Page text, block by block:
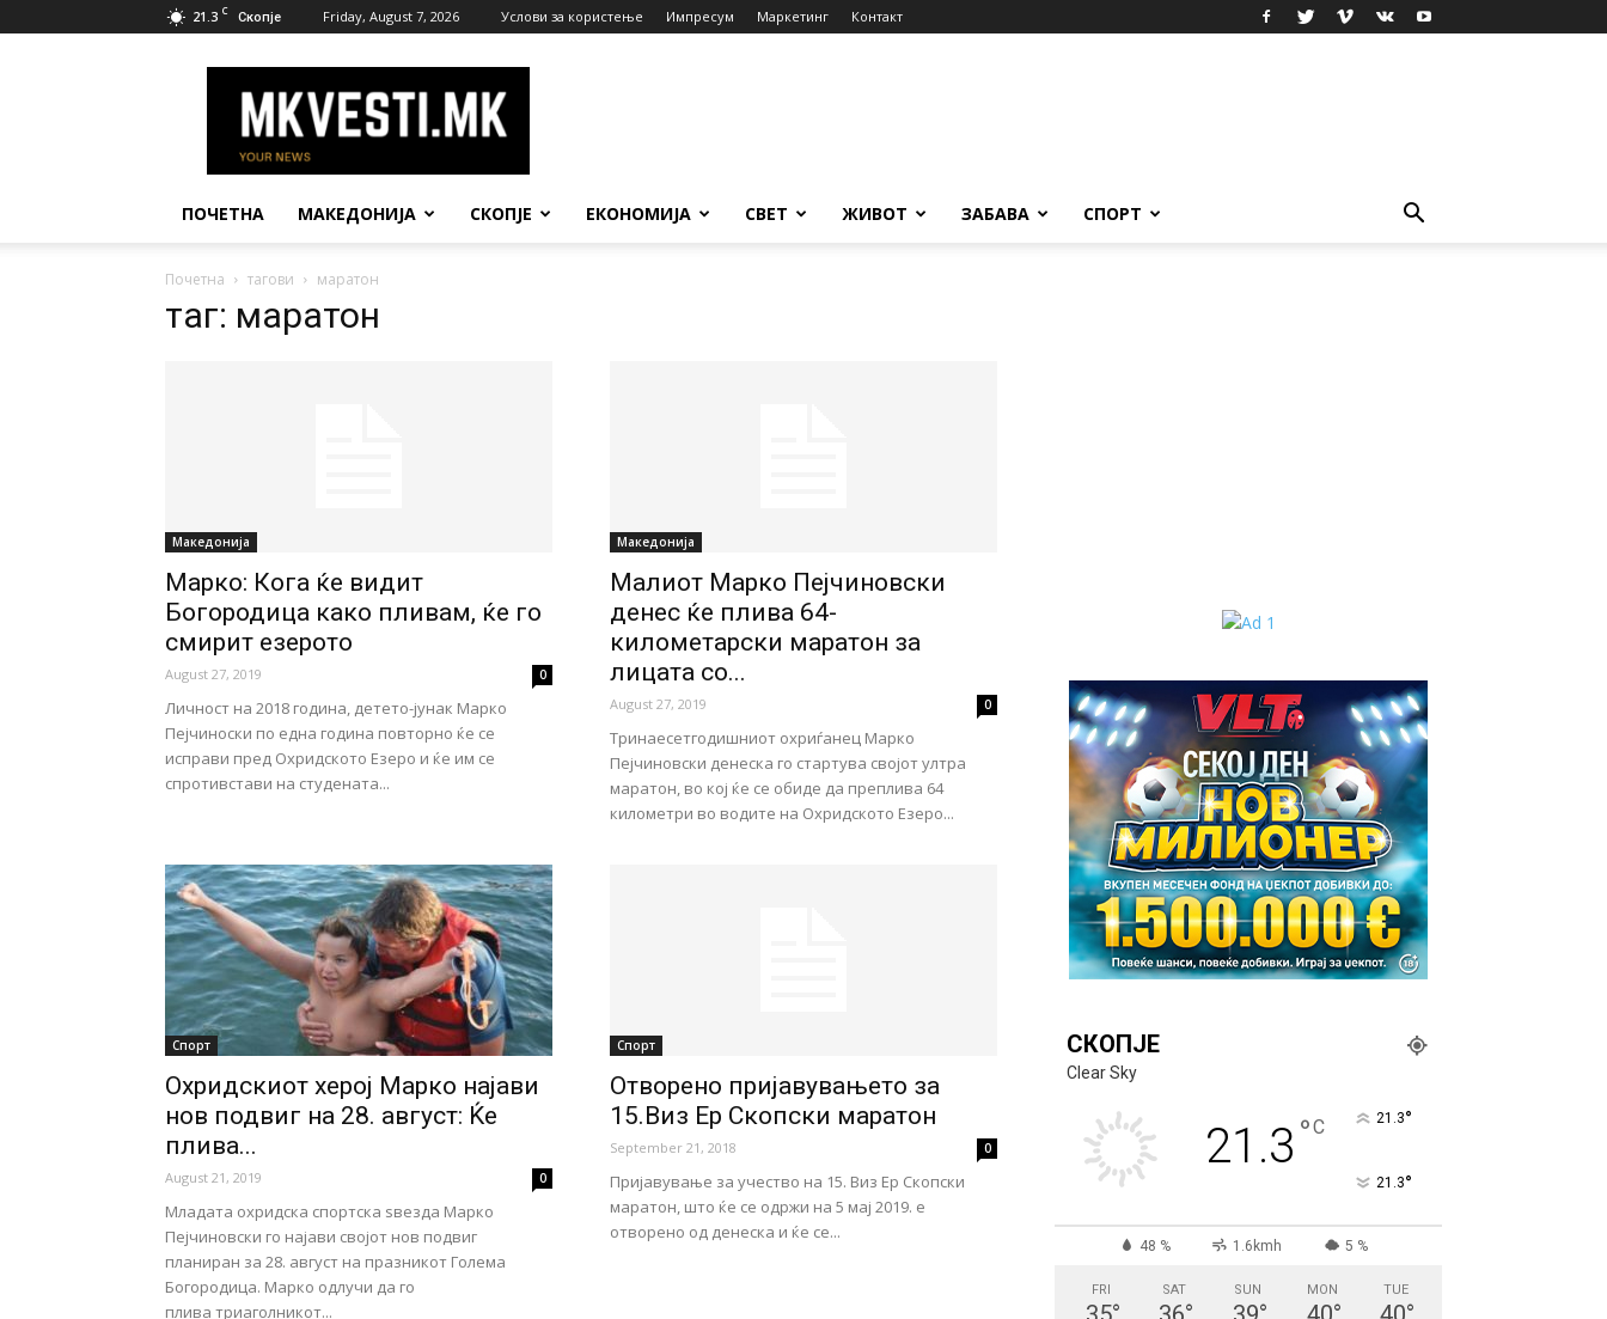
21.3 C Скопје Friday, August 7, 2026 Услови за користење Импресум Маркетинг Контакт
Вести
ПОЧЕТНА МАКЕДОНИЈА СКОПЈЕ ЕКОНОМИЈА СВЕТ ЖИВОТ ЗАБАВА СПОРТ
Почетна тагови маратон
таг: маратон
Македонија
Марко: Кога ќе видит
Богородица како пливам, ќе го
смирит езерото
August 27, 2019 0
Личност на 2018 година, детето-јунак Марко
Пејчиноски по една година повторно ќе се
исправи пред Охридското Езеро и ќе им се
спротивстави на студената...
Македонија
Малиот Марко Пејчиновски
денес ќе плива 64-
километарски маратон за
лицата со...
August 27, 2019 0
Тринаесетгодишниот охриѓанец Марко
Пејчиновски денеска го стартува својот ултра
маратон, во кој ќе се обиде да преплива 64
километри во водите на Охридското Езеро...
Спорт
Охридскиот херој Марко најави
нов подвиг на 28. август: Ќе
плива...
August 21, 2019 0
Младата охридска спортска ѕвезда Марко
Пејчиновски го најави својот нов подвиг
планиран за 28. август на празникот Голема
Богородица. Марко одлучи да го
плива триаголникот...
Спорт
Отворено пријавувањето за
15.Виз Ер Скопски маратон
September 21, 2018 0
Пријавување за учество на 15. Виз Ер Скопски
маратон, што ќе се одржи на 5 мај 2019. е
отворено од денеска и ќе се...
СКОПЈЕ
Clear Sky
21.3 °C 21.3°
21.3°
48 % 1.6kmh 5 %
FRI SAT SUN MON TUE